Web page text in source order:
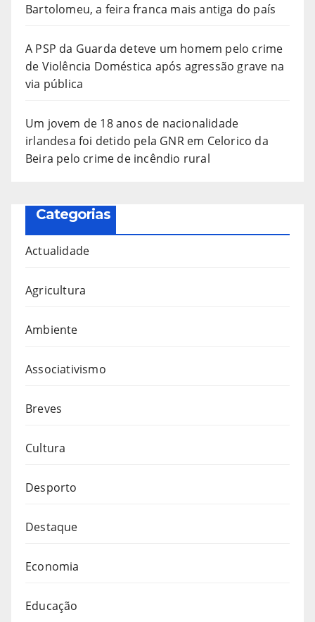
Bartolomeu, a feira franca mais antiga do país
A PSP da Guarda deteve um homem pelo crime
de Violência Doméstica após agressão grave na
via pública
Um jovem de 18 anos de nacionalidade
irlandesa foi detido pela GNR em Celorico da
Beira pelo crime de incêndio rural
Categorias
Actualidade
Agricultura
Ambiente
Associativismo
Breves
Cultura
Desporto
Destaque
Economia
Educação